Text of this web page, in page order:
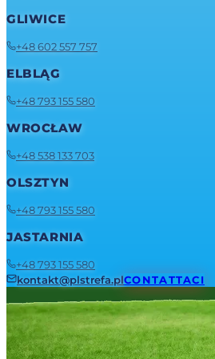
GLIWICE
+48 602 557 757
ELBLĄG
+48 793 155 580
WROCŁAW
+48 538 133 703
OLSZTYN
+48 793 155 580
JASTARNIA
+48 793 155 580
kontakt@plstrefa.plCONTATTACI